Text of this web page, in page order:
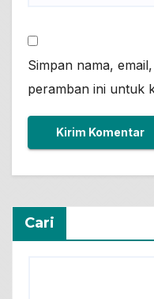
Simpan nama,
peramban ini untuk
Cari